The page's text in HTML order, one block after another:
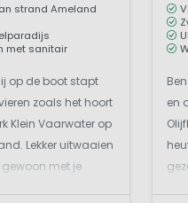
strand Ameland
met sanitair
op de boot stapt
zoals het hoort
Klein Vaarwater op
Lekker uitwaaien
met je
en